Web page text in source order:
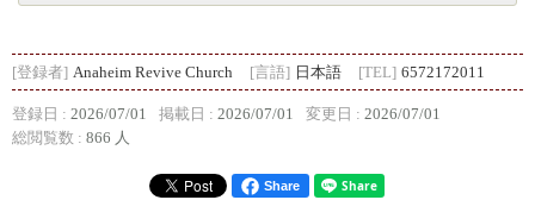
[登録者] Anaheim Revive Church [言語] 日本語 [TEL] 6572172011
登録日 : 2026/07/01 掲載日 : 2026/07/01 変更日 : 2026/07/01
総閲覧数 : 866 人
Share